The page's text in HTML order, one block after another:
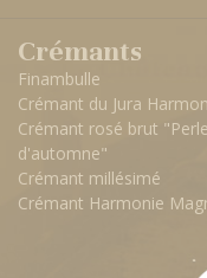
Crémants
Finambulle
Crémant du Jura
Crémant rosé brut
d'automne"
Crémant millésimé
Crémant Harmonie